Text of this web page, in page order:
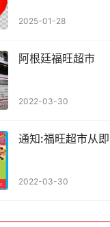
2025-01-28
阿根廷福旺超市
2022-03-30
通知:福旺超市从
2022-03-30